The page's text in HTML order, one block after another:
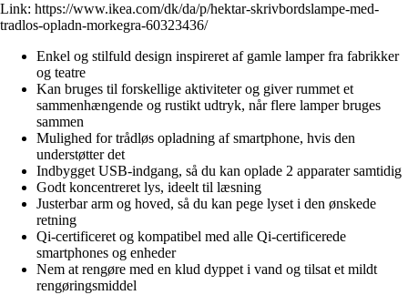
Link: https://www.ikea.com/dk/da/p/hektar-skrivbordslampe-med-
tradlos-opladn-morkegra-60323436/
Enkel og stilfuld design inspireret af gamle lamper fra fabrikker
og teatre
Kan bruges til forskellige aktiviteter og giver rummet et
sammenhængende og rustikt udtryk, når flere lamper bruges
sammen
Mulighed for trådløs opladning af smartphone, hvis den
understøtter det
Indbygget USB-indgang, så du kan oplade 2 apparater samtidig
Godt koncentreret lys, ideelt til læsning
Justerbar arm og hoved, så du kan pege lyset i den ønskede
retning
Qi-certificeret og kompatibel med alle Qi-certificerede
smartphones og enheder
Nem at rengøre med en klud dyppet i vand og tilsat et mildt
rengøringsmiddel